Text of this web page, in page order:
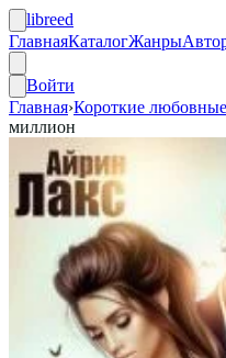
libreed
ГлавнаяКаталогЖанры
Войти
Главная›Короткие
миллион